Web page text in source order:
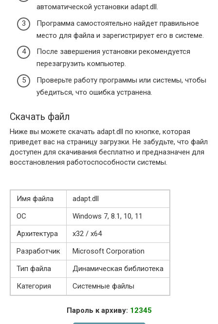
автоматической установки adapt.dll.
Программа самостоятельно найдет правильное
место для файла и зарегистрирует его в системе.
После завершения установки рекомендуется
перезагрузить компьютер.
Проверьте работу программы или системы, чтобы
убедиться, что ошибка устранена.
Скачать файл
Ниже вы можете скачать adapt.dll по кнопке, которая
приведет вас на страницу загрузки. Не забудьте, что файл
доступен для скачивания бесплатно и предназначен для
восстановления работоспособности системы.
Имя файла
adapt.dll
ОС
Windows 7, 8.1, 10, 11
Архитектура
x32 / x64
Разработчик
Microsoft Corporation
Тип файла
Динамическая библиотека
Категория
Системные файлы
Пароль к архиву: 12345